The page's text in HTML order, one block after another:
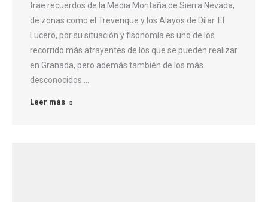
trae recuerdos de la Media Montaña de Sierra Nevada,
de zonas como el Trevenque y los Alayos de Dílar. El
Lucero, por su situación y fisonomía es uno de los
recorrido más atrayentes de los que se pueden realizar
en Granada, pero además también de los más
desconocidos.…
Leer más